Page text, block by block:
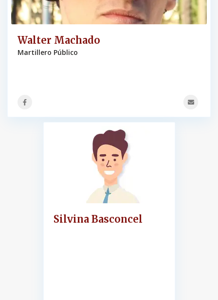
Walter Machado
Martillero Público
Silvina Basconcel